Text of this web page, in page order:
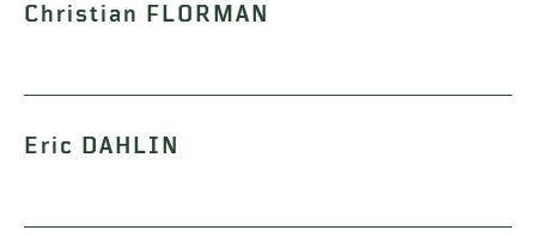
Christian FLORMAN
Eric DAHLIN